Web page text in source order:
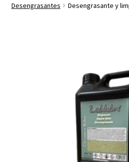
Formulario para alta de cliente
Desengrasantes
Desengrasante y